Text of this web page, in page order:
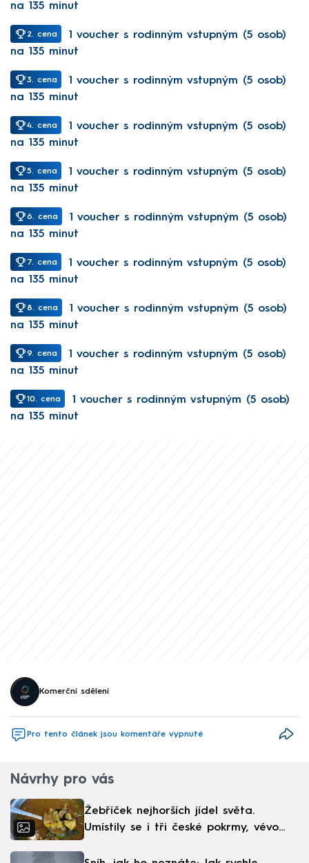
na 135 minut
2. cena
1 voucher s rodinným vstupným (5 osob)
na 135 minut
3. cena
1 voucher s rodinným vstupným (5 osob)
na 135 minut
4. cena
1 voucher s rodinným vstupným (5 osob)
na 135 minut
5. cena
1 voucher s rodinným vstupným (5 osob)
na 135 minut
6. cena
1 voucher s rodinným vstupným (5 osob)
na 135 minut
7. cena
1 voucher s rodinným vstupným (5 osob)
na 135 minut
8. cena
1 voucher s rodinným vstupným (5 osob)
na 135 minut
9. cena
1 voucher s rodinným vstupným (5 osob)
na 135 minut
10. cena
1 voucher s rodinným vstupným (5 osob)
na 135 minut
Komerční sdělení
Pro tento článek jsou komentáře vypnuté
Návrhy pro vás
Žebříček nejhorších jídel světa.
Umístily se i tři české pokrmy, vévodí